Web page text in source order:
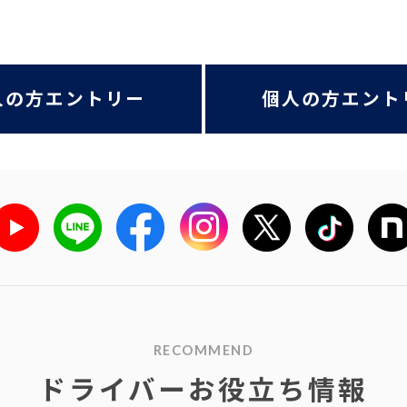
方エントリー 個人の方エント
RECOMMEND
ドライバーお役立ち情報